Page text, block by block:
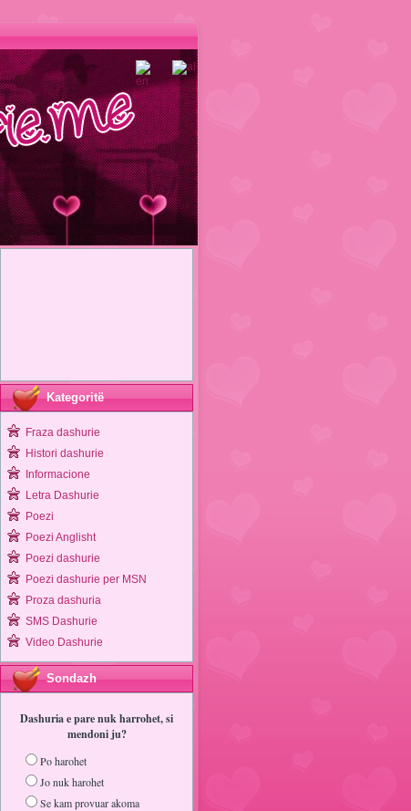
Kategoritë
Fraza dashurie
Histori dashurie
Informacione
Letra Dashurie
Poezi
Poezi Anglisht
Poezi dashurie
Poezi dashurie per MSN
Proza dashuria
SMS Dashurie
Video Dashurie
Sondazh
Dashuria e pare nuk harrohet, si
mendoni ju?
Po harohet
Jo nuk harohet
Se kam provuar akoma